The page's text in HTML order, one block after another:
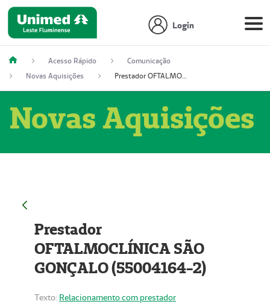
Login
Acesso Rápido
Comunicação
Novas Aquisições
Prestador OFTALMOCLÍNICA SÃO GONÇALO (55004164-2)
Novas Aquisições
Prestador
OFTALMOCLÍNICA SÃO
GONÇALO (55004164-2)
Texto: Relacionamento com prestador